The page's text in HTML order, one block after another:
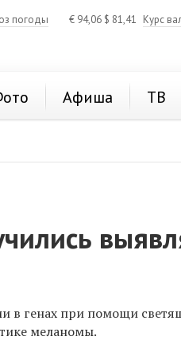
погоды € 94,06 $ 81,41 Курс
Афиша ТВ
в генах при помощи
меланомы.